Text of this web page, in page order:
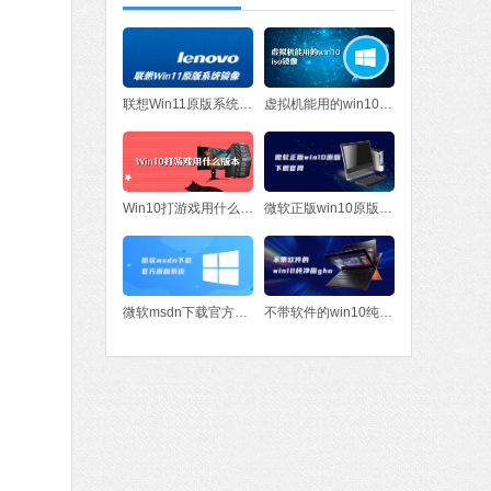
联想Win11原版系统镜像 虚拟机能用的win10iso镜像
Win10打游戏用什么版本 微软正版win10原版下载官网
微软msdn下载官方原版系统 不带软件的win10纯净版gho